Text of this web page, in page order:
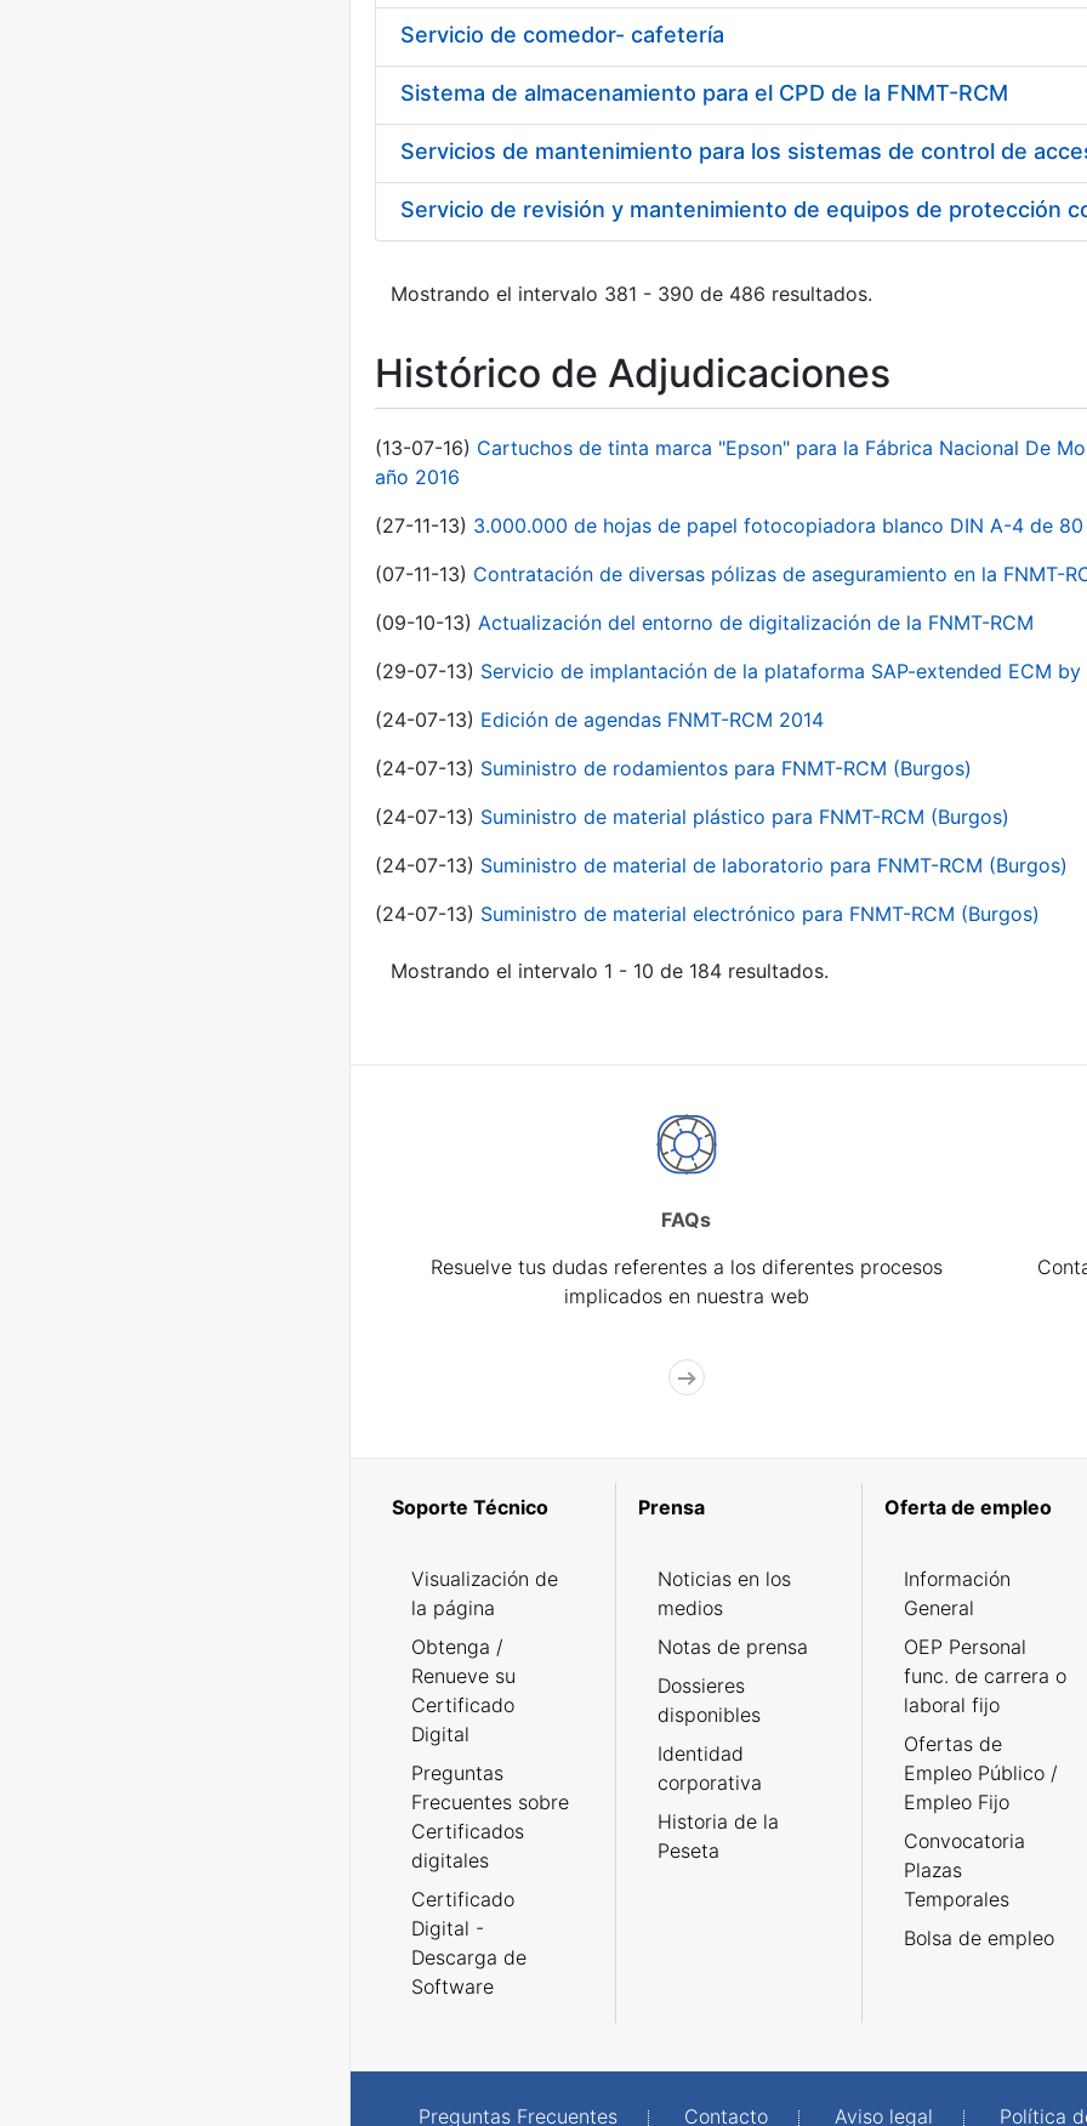
Servicio de comedor- cafetería
Sistema de almacenamiento para el CPD de la FNMT-RCM
Servicio de revisión y mantenimiento de equipos de protección
Mostrando el intervalo 381 - 390 de 486 resultados.
Histórico de Adjudicaciones
(13-07-16) Cartuchos de tinta marca "Epson" para la Fábrica Nacional De
año 2016
(27-11-13) 3.000.000 de hojas de papel fotocopiadora blanco DIN A-4 de 80
(07-11-13) Contratación de diversas pólizas de aseguramiento en la FNMT-
(09-10-13) Actualización del entorno de digitalización de la FNMT-RCM
(29-07-13) Servicio de implantación de la plataforma SAP-extended ECM by
(24-07-13) Edición de agendas FNMT-RCM 2014
(24-07-13) Suministro de rodamientos para FNMT-RCM (Burgos)
(24-07-13) Suministro de material plástico para FNMT-RCM (Burgos)
(24-07-13) Suministro de material de laboratorio para FNMT-RCM (Burgos)
(24-07-13) Suministro de material electrónico para FNMT-RCM (Burgos)
Mostrando el intervalo 1 - 10 de 184 resultados.
FAQs
Resuelve tus dudas referentes a los diferentes procesos
implicados en nuestra web
Soporte Técnico
Visualización de
la página
Obtenga /
Renueve su
Certificado
Digital
Preguntas
Frecuentes sobre
Certificados
digitales
Certificado
Digital -
Descarga de
Software
Prensa
Noticias en los
medios
Notas de prensa
Dossieres
disponibles
Identidad
corporativa
Historia de la
Peseta
Oferta de empleo
Información
General
OEP Personal
func. de carrera o
laboral fijo
Ofertas de
Empleo Público /
Empleo Fijo
Convocatoria
Plazas
Temporales
Bolsa de empleo
Preguntas Frecuentes Contacto Aviso legal Política